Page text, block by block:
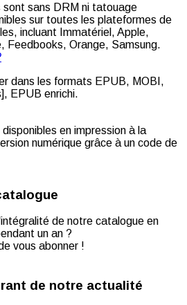
sans DRM ni tatouage
sur toutes les plateformes de
incluant Immatériel, Apple,
Feedbooks, Orange, Samsung.
dans les formats EPUB, MOBI,
EPUB enrichi.
en impression à la
numérique grâce à un code de
de notre catalogue en
un an ?
vous abonner !
de notre actualité